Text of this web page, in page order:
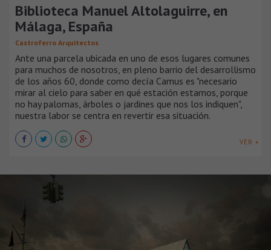
Biblioteca Manuel Altolaguirre, en
Málaga, España
Castroferro Arquitectos
Ante una parcela ubicada en uno de esos lugares comunes
para muchos de nosotros, en pleno barrio del desarrollismo
de los años 60, donde como decía Camus es "necesario
mirar al cielo para saber en qué estación estamos, porque
no hay palomas, árboles o jardines que nos los indiquen",
nuestra labor se centra en revertir esa situación.
VER +